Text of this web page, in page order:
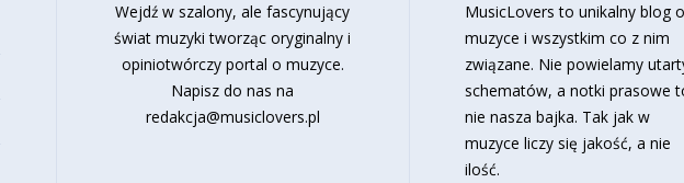
Wejdź w szalony, ale fascynujący
świat muzyki tworząc oryginalny i
opiniotwórczy portal o muzyce.
Napisz do nas na
redakcja@musiclovers.pl
MusicLovers to unikalny blog o
muzyce i wszystkim co z nim
związane. Nie powielamy
schematów, a notki prasowe
nie nasza bajka. Tak jak w
muzyce liczy się jakość, a nie
ilość.